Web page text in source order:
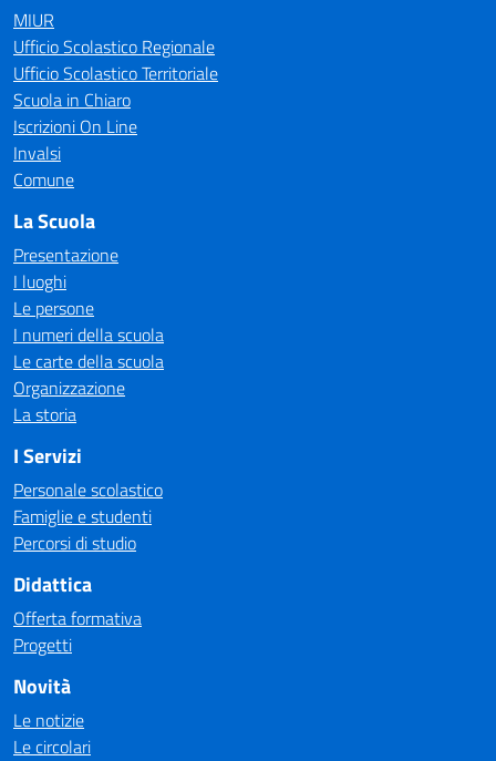
MIUR
Ufficio Scolastico Regionale
Ufficio Scolastico Territoriale
Scuola in Chiaro
Iscrizioni On Line
Invalsi
Comune
La Scuola
Presentazione
I luoghi
Le persone
I numeri della scuola
Le carte della scuola
Organizzazione
La storia
I Servizi
Personale scolastico
Famiglie e studenti
Percorsi di studio
Didattica
Offerta formativa
Progetti
Novità
Le notizie
Le circolari